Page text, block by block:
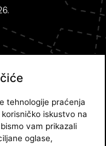
tehnologije praćenja
iskustvo na
vam prikazali
oglase,
i primati novosti. Prijavom
pristanak na prikupljanje,
mozete odjaviti u bilo kojem